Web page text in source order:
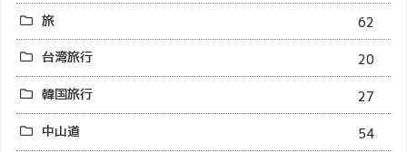
旅
62
台湾旅行
20
韓国旅行
27
中山道
54